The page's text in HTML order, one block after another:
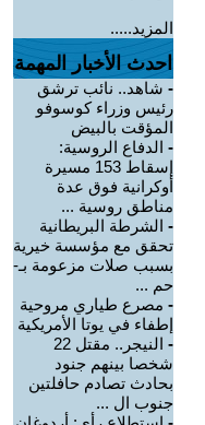
المزيد.....
احدث الأخبار المهمة
- شاهد.. نائب ترشق
رئيس وزراء كوسوفو
المؤقت بالبيض
- الدفاع الروسية:
إسقاط 153 مسيرة
أوكرانية فوق عدة
مناطق روسية ...
- الشرطة البريطانية
تحقق مع مؤسسة خيرية
بسبب صلات مزعومة بـ-
حم ...
- مصرع طياري مروحية
إطفاء في يوتا الأمريكية
-
النيجر.. مقتل 22
شخصا بينهم جنود
بحادث تصادم حافلتين
جنوب ال ...